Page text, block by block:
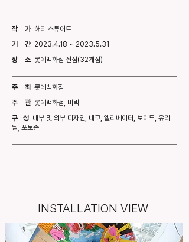
작 가 해티 스튜어트
기 간 2023.4.18 ~ 2023.5.31
장 소 롯데백화점 전점(32개점)
주 최 롯데백화점
주 관 롯데백화점, 비빅
구 성 내부 및 외부 디자인, 네코, 엘리베이터, 보이드, 유리
월, 포토존
INSTALLATION VIEW